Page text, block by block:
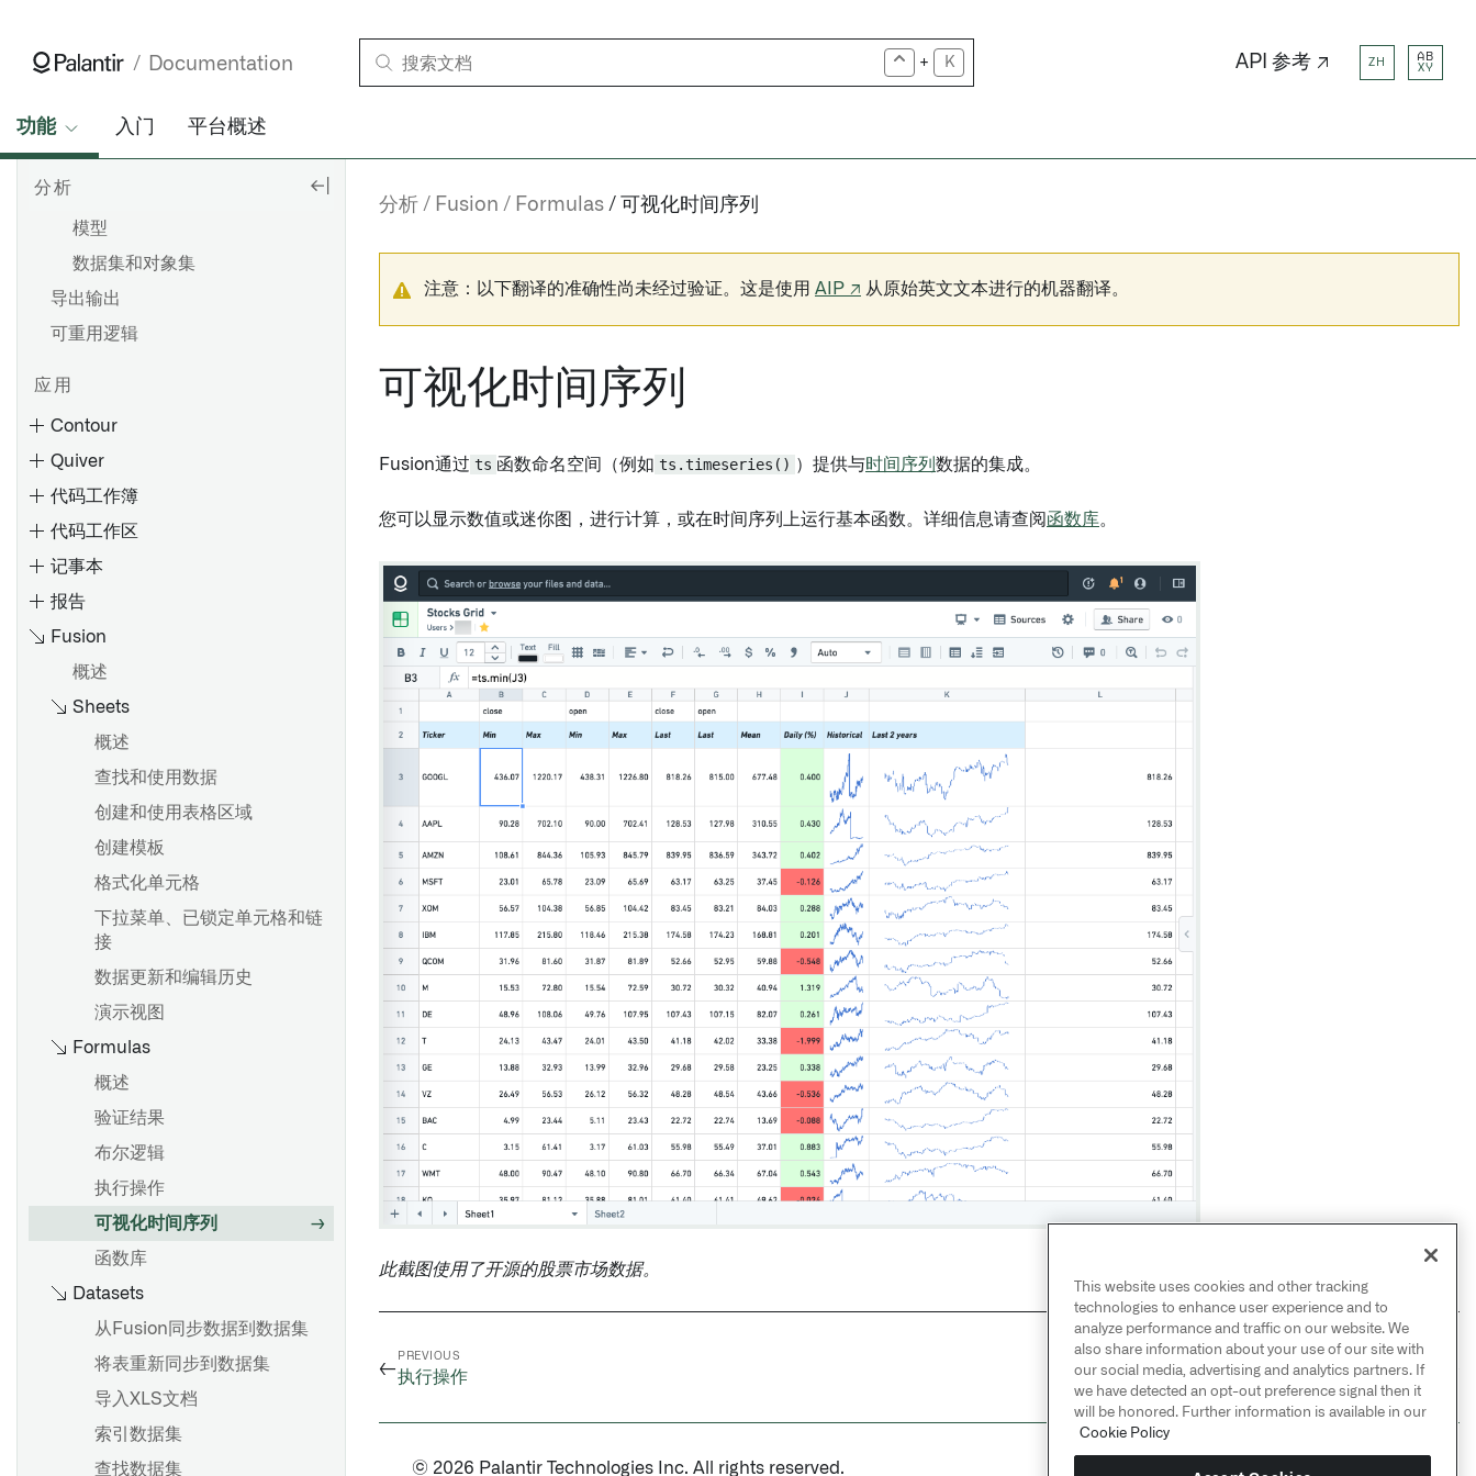
Documentation + K API 参考 ↗ ZH
AB
XY
功能 入门 平台概述
分析
分析
Analytical results
仪表盘
模型
数据集和对象集
导出输出
可重用逻辑
应用
Contour
创建路径
参数化您的分析
切换到聚合数据
分享和协作分析
分享结果
概述
添加面板
筛选数据
合并数据集
验证结果
面板描述
地图面板
概述
起始
以数据集保存
更改输入数据集版本
项目引用
以Pipeline Builder格式导出
Contour逻辑
概述
使用表达式面板
Quiver
概述
数据模型
使用分析工具栏
使用画布模式
使用图形模式
配置设置
保存和分享分析
概述
创建和配置图表
参数化分析
批量变换数据与变换表
使用公式
卡片索引
变换表变换索引
公式语法
Vega 图
概述
导入或导出对象集
筛选对象集
导入关联对象
钻取对象集
代码工作簿
概述
语言
输入和输出
控制台
全局代码
复制节点
移动到生产环境
概述
可视化数据
展示可视化
访问非结构化文件
Spark
变换常见问题解答
概述
起始
多节点模板
建议模板
概述
代码工作区
记事本
嵌入微件
锁定微件数据
版本历史
文档大纲
以PDF格式导出
自定义函数
Notepad模板
创建模板
添加模板输入
将输入连接到微件
发布模板
显示链接到 Objects 的文档
嵌入文档
从模板生成并导出文档
导出现有的Notepad文档
锚链接
资源链接
报告
将旧版 Foundry 报告转换为
Contour 或 Notepad
添加或更改报告标题
添加内容
从其他Foundry应用程序添加
内容
重新排序微件
更改宽度和高度
显示和隐藏内容
自动更新数据
复制报告
概述
添加参数
更改参数
显示建议值
合并多个参数
使用参数作为微件标题前缀
与他人分享报告
在报告中协作
以PDF或PowerPoint格式导出
将报告文本复制为Markdown
Fusion
概述
Sheets
概述
查找和使用数据
创建和使用表格区域
创建模板
格式化单元格
下拉菜单、已锁定单元格和链
接
数据更新和编辑历史
演示视图
Formulas
概述
验证结果
布尔逻辑
执行操作
可视化时间序列
函数库
Datasets
从Fusion同步数据到数据集
将表重新同步到数据集
导入XLS文档
索引数据集
查找数据集
分析 Fusion Formulas 可视化时间序列
注意：以下翻译的准确性尚未经过验证。这是使用 AIP ↗ 从原始英文文本进行的机器翻译。
可视化时间序列
Fusion通过 ts 函数命名空间（例如 ts.timeseries() ）提供与时间序列 数据的集成。
您可以显示数值或迷你图，进行计算，或在时间序列上运行基本函数。详细信息请查阅 函数库。
此截图使用了开源的股票市场数据。
←
PREVIOUS
执行操作
NEXT
函数库
© 2026 Palantir Technologies Inc. All rights reserved.
This website uses cookies and other tracking
technologies to enhance user experience and to
analyze performance and traffic on our website. We
also share information about your use of our site with
our social media, advertising and analytics partners. If
we have detected an opt-out preference signal then it
will be honored. Further information is available in our
Cookie Policy